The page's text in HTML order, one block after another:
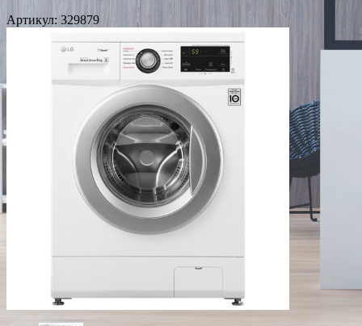
Артикул: 329879